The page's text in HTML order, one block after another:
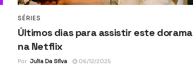
SÉRIES
Últimos dias para assistir este dorama
na Netflix
Por Julia Da Silva 06/12/2025